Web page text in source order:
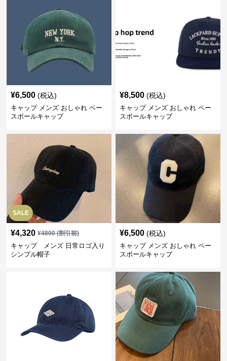
¥6,500 (税込)
キャップ メンズ おしゃれ ベー
スボールキャップ
¥8,500 (税込)
キャップ メンズ おしゃれ ベー
スボールキャップ
SALE
¥4,320 ¥4800(割引前)
キャップ メンズ 日常ロゴ入り
シンプル帽子
¥6,500 (税込)
キャップ メンズ おしゃれ ベー
スボールキャップ